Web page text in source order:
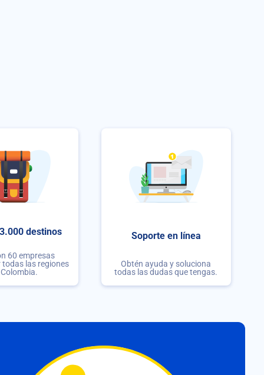
destinos
60 empresas
todas las regiones
Soporte en línea
Obtén ayuda y soluciona
todas las dudas que tengas.